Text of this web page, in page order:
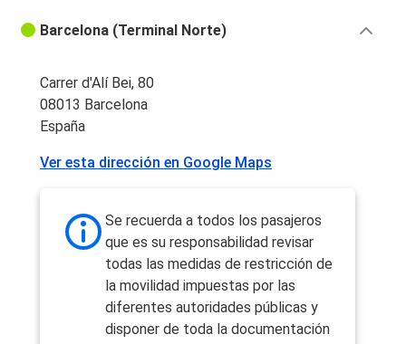
Barcelona (Terminal Norte)
Carrer d'Alí Bei, 80
08013 Barcelona
España
Ver esta dirección en Google Maps
Se recuerda a todos los pasajeros
que es su responsabilidad revisar
todas las medidas de restricción de
la movilidad impuestas por las
diferentes autoridades públicas y
disponer de toda la documentación